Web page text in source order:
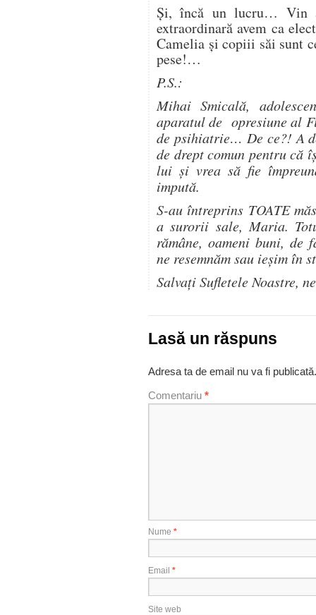
Și, încă un lucru… Vin
extraordinară avem ca
Camelia și copiii săi sunt
pese!…
P.S.:
Mihai Smicală,
aparatul de opresiune al
de psihiatrie… De ce?! A
de drept comun pentru că
lui și vrea să fie
impută.
S-au întreprins TOATE
a surorii sale, Maria.
rămâne, oameni buni, de
ne resemnăm sau ieșim în
Salvați Sufletele Noastre,
Lasă un răspuns
Adresa ta de email nu va fi publicată.
Comentariu *
Nume *
Email *
Site web